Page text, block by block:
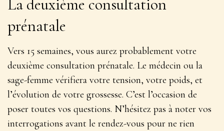
La deuxième consultation
prénatale
Vers 15 semaines, vous aurez probablement votre
deuxième consultation prénatale. Le médecin ou la
sage-femme vérifiera votre tension, votre poids, et
l’évolution de votre grossesse. C’est l’occasion de
poser toutes vos questions. N’hésitez pas à noter vos
interrogations avant le rendez-vous pour ne rien